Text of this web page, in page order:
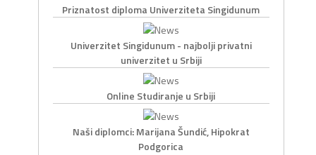
Priznatost diploma Univerziteta Singidunum
Univerzitet Singidunum - najbolji privatni
univerzitet u Srbiji
Online Studiranje u Srbiji
Naši diplomci: Marijana Šundić, Hipokrat
Podgorica